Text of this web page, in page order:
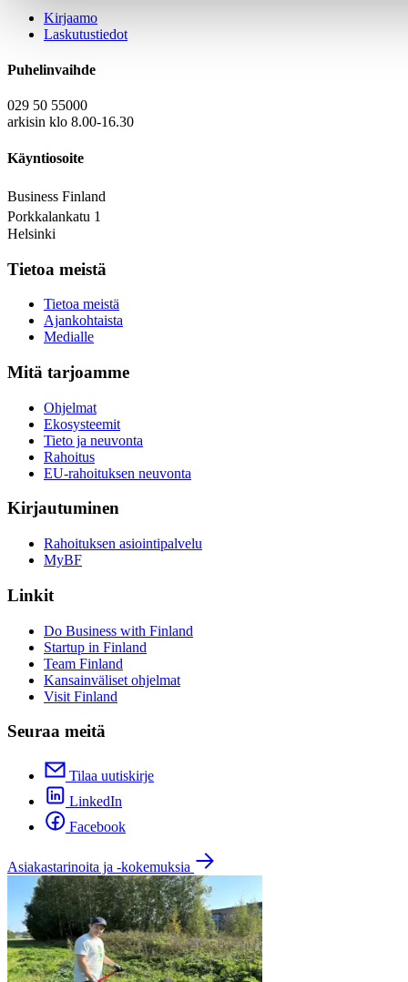
Kirjaamo
Laskutustiedot
Puhelinvaihde
029 50 55000
arkisin klo 8.00-16.30
Käyntiosoite
Business Finland
Porkkalankatu 1
Helsinki
Tietoa meistä
Tietoa meistä
Ajankohtaista
Medialle
Mitä tarjoamme
Ohjelmat
Ekosysteemit
Tieto ja neuvonta
Rahoitus
EU-rahoituksen neuvonta
Kirjautuminen
Rahoituksen asiointipalvelu
MyBF
Linkit
Do Business with Finland
Startup in Finland
Team Finland
Kansainväliset ohjelmat
Visit Finland
Seuraa meitä
Tilaa uutiskirje
LinkedIn
Facebook
Asiakastarinoita ja -kokemuksia